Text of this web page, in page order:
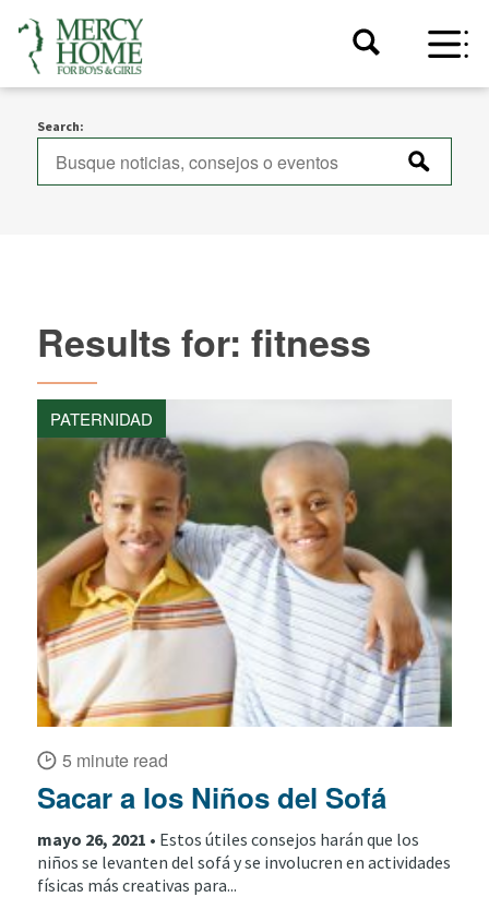
Search:
Results for: fitness
PATERNIDAD
5 minute read
Sacar a los Niños del Sofá
mayo 26, 2021 • Estos útiles consejos harán que los
niños se levanten del sofá y se involucren en actividades
físicas más creativas para...